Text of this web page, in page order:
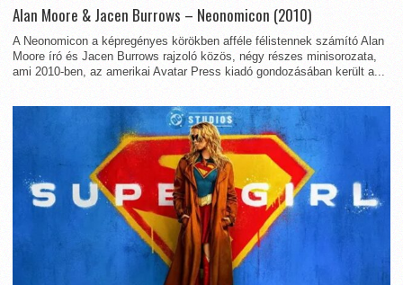
Alan Moore & Jacen Burrows – Neonomicon (2010)
A Neonomicon a képregényes körökben afféle félistennek számító Alan
Moore író és Jacen Burrows rajzoló közös, négy részes minisorozata,
ami 2010-ben, az amerikai Avatar Press kiadó gondozásában került a...